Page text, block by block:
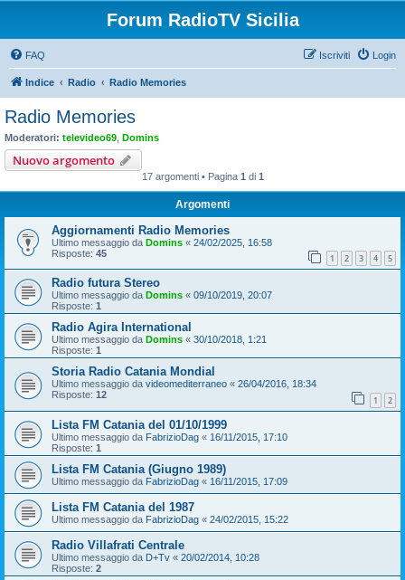
Forum RadioTV Sicilia
FAQ Login
Iscriviti
Indice Radio Radio Memories
Radio Memories
Moderatori: televideo69 Domins
Nuovo argomento
17 argomenti • Pagina 1 di 1
Argomenti
Aggiornamenti Radio Memories
Ultimo messaggio da Domins « 24/02/2025, 16:58
Risposte: 45 1 2 3 4 5
Radio futura Stereo
Ultimo messaggio da Domins « 09/10/2019, 20:07
Risposte: 1
Radio Agira International
Ultimo messaggio da Domins « 30/10/2018, 1:21
Risposte: 1
Storia Radio Catania Mondial
Ultimo messaggio da videomediterraneo « 26/04/2016, 18:34
Risposte: 12 1 2
Lista FM Catania del 01/10/1999
Ultimo messaggio da FabrizioDag « 16/11/2015, 17:10
Risposte: 1
Lista FM Catania (Giugno 1989)
Ultimo messaggio da FabrizioDag « 16/11/2015, 17:09
Lista FM Catania del 1987
Ultimo messaggio da FabrizioDag « 24/02/2015, 15:22
Radio Villafrati Centrale
Ultimo messaggio da D+Tv « 20/02/2014, 10:28
Risposte: 2